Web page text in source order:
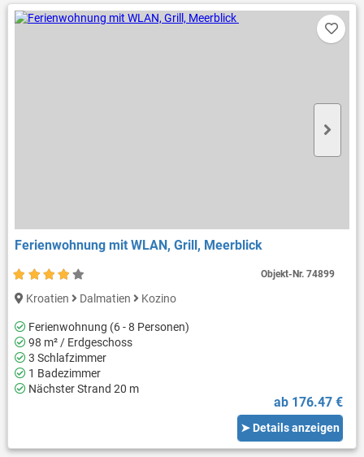
Ferienwohnung mit WLAN, Grill, Meerblick
Kroatien Dalmatien Kozino
Ferienwohnung (6 - 8 Personen)
98 m² / Erdgeschoss
3 Schlafzimmer
1 Badezimmer
Nächster Strand 20 m
ab 176.47 €
➤ Details anzeigen
Objekt-Nr.74899